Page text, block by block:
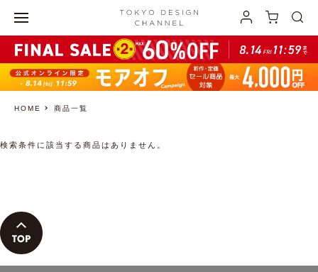
HOME 商品一覧
検索条件に該当する商品はありません。